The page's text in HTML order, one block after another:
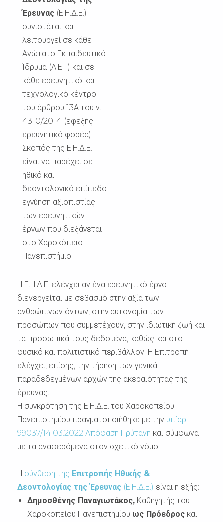
Έρευνας (Ε.Η.Δ.Ε.)
συνιστάται και
λειτουργεί σε κάθε
Ανώτατο Εκπαιδευτικό
Ίδρυμα (Α.Ε.Ι.) και σε
κάθε ερευνητικό και
τεχνολογικό κέντρο
του άρθρου 13Α του ν.
4310/2014 (εφεξής
ερευνητικό φορέα).
Σκοπός της Ε.Η.Δ.Ε.
είναι να παρέχει σε
ηθικό και
δεοντολογικό επίπεδο
εγγύηση αξιοπιστίας
των ερευνητικών
έργων που διεξάγεται
στο Χαροκόπειο
Πανεπιστήμιο.
Η Ε.Η.Δ.Ε. ελέγχει αν ένα ερευνητικό έργο
διενεργείται με σεβασμό στην αξία των
ανθρώπινων όντων, στην αυτονομία των
προσώπων που συμμετέχουν, στην ιδιωτική ζωή και
τα προσωπικά τους δεδομένα, καθώς και στο
φυσικό και πολιτιστικό περιβάλλον. Η Επιτροπή
ελέγχει, επίσης, την τήρηση των γενικά
παραδεδεγμένων αρχών της ακεραιότητας της
έρευνας.
Η συγκρότηση της Ε.Η.Δ.Ε. του Χαροκοπείου
Πανεπιστημίου πραγματοποιήθηκε με την υπ΄αρ.
99037/14.03.2022 Απόφαση Πρύτανη και σύμφωνα
με τα αναφερόμενα στον σχετικό νόμο.
Η σύνθεση της Επιτροπής Ηθικής &
Δεοντολογίας της Έρευνας (Ε.Η.Δ.Ε.) είναι η εξής:
Δημοσθένης Παναγιωτάκος, Καθηγητής του
Χαροκοπείου Πανεπιστημίου ως Πρόεδρος και